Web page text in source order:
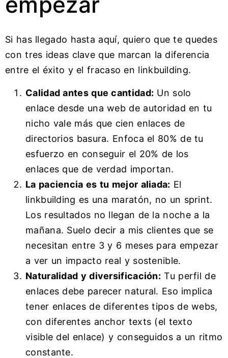
Si has llegado hasta aquí, quiero que te quedes
con tres ideas clave que marcan la diferencia
entre el éxito y el fracaso en linkbuilding.
Calidad antes que cantidad: Un solo
enlace desde una web de autoridad en tu
nicho vale más que cien enlaces de
directorios basura. Enfoca el 80% de tu
esfuerzo en conseguir el 20% de los
enlaces que de verdad importan.
La paciencia es tu mejor aliada: El
linkbuilding es una maratón, no un sprint.
Los resultados no llegan de la noche a la
mañana. Suelo decir a mis clientes que se
necesitan entre 3 y 6 meses para empezar
a ver un impacto real y sostenible.
Naturalidad y diversificación: Tu perfil de
enlaces debe parecer natural. Eso implica
tener enlaces de diferentes tipos de webs,
con diferentes anchor texts (el texto
visible del enlace) y conseguidos a un ritmo
constante.